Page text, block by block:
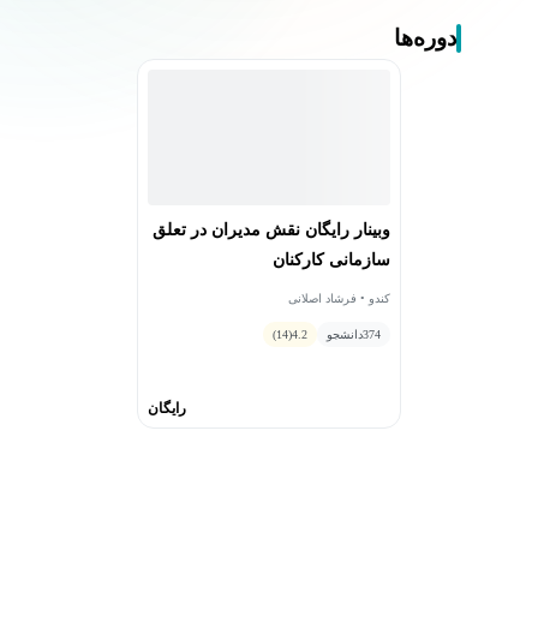
دوره‌ها
وبینار رایگان نقش مدیران در تعلق
سازمانی کارکنان
کندو • فرشاد اصلانی
374دانشجو 4.2
(14)
رایگان